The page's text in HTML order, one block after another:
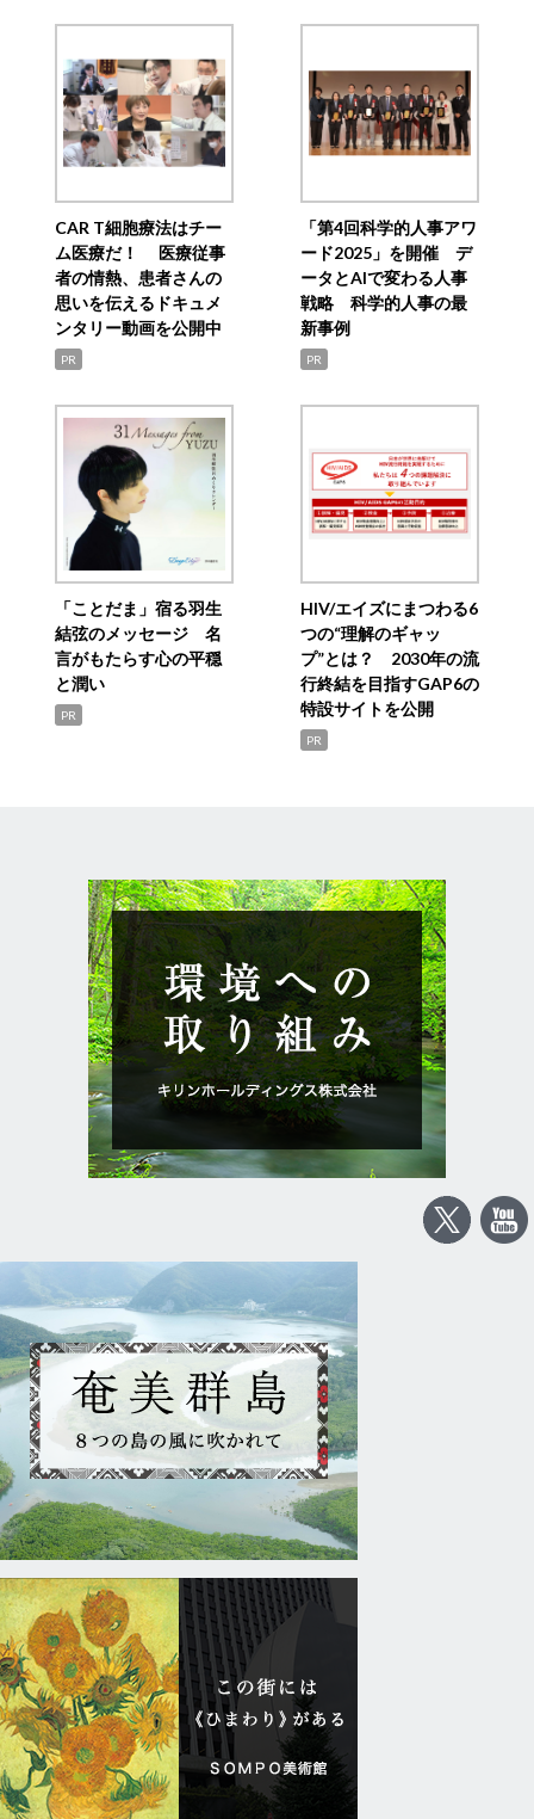
CAR T細胞療法はチー
ム医療だ！ 医療従事
者の情熱、患者さんの
思いを伝えるドキュメ
ンタリー動画を公開中
PR
「第4回科学的人事アワ
ード2025」を開催 デ
ータとAIで変わる人事
戦略 科学的人事の最
新事例
PR
「ことだま」宿る羽生
結弦のメッセージ 名
言がもたらす心の平穏
と潤い
PR
HIV/エイズにまつわる6
つの“理解のギャッ
プ”とは？ 2030年の流
行終結を目指すGAP6の
特設サイトを公開
PR